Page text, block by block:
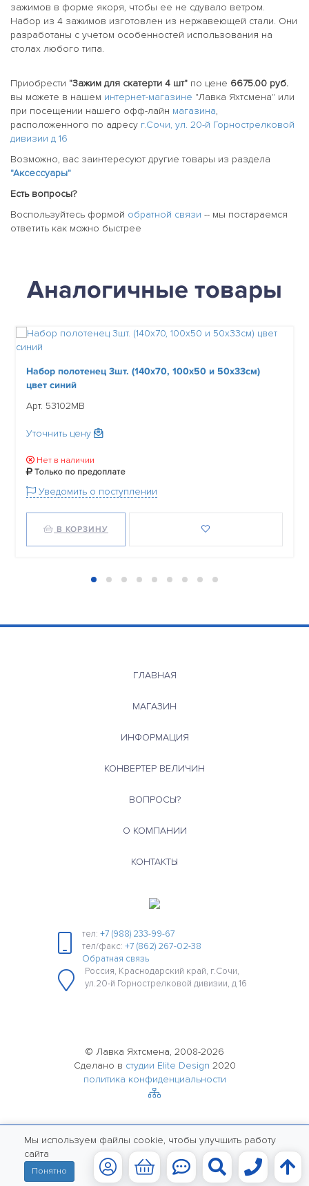
зажимов в форме якоря, чтобы ее не сдувало ветром.
Набор из 4 зажимов изготовлен из нержавеющей стали. Они
разработаны с учетом особенностей использования на
столах любого типа.
Приобрести "Зажим для скатерти 4 шт" по цене 6675.00 руб.
вы можете в нашем интернет-магазине "Лавка Яхтсмена" или
при посещении нашего офф-лайн магазина,
расположенного по адресу г.Сочи, ул. 20-й Горнострелковой
дивизии д 16
Возможно, вас заинтересуют другие товары из раздела
"Аксессуары"
Есть вопросы?
Воспользуйтесь формой обратной связи -- мы постараемся
ответить как можно быстрее
Аналогичные товары
Набор полотенец 3шт. (140х70, 100х50 и 50х33см)
цвет синий
Арт. 53102MB
Уточнить цену
Нет в наличии
Только по предоплате
Уведомить о поступлении
В КОРЗИНУ
ГЛАВНАЯ
МАГАЗИН
ИНФОРМАЦИЯ
КОНВЕРТЕР ВЕЛИЧИН
ВОПРОСЫ?
О КОМПАНИИ
КОНТАКТЫ
тел: +7 (988) 233-99-67
тел/факс: +7 (862) 267-02-38
Обратная связь
Россия, Краснодарский край, г.Сочи,
ул.20-й Горнострелковой дивизии, д 16
© Лавка Яхтсмена, 2008-2026
Сделано в студии Elite Design 2020
политика конфиденциальности
Мы используем файлы cookie, чтобы улучшить работу
сайта
Понятно